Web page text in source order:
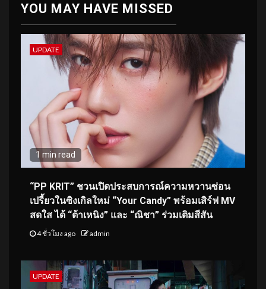
YOU MAY HAVE MISSED
UPDATE
1 min read
“PP KRIT” ชวนเปิดประสบการณ์ความหวานซ่อน
เปรี้ยวในซิงเกิลใหม่ “Your Candy” พร้อมเสิร์ฟ MV
สดใส ได้ “ต้าเหนิง” และ “ณิชา” ร่วมเติมสีสัน
4 ชั่วโมง ago admin
UPDATE